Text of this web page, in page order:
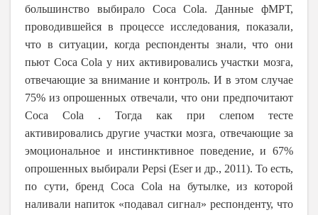
большинство выбирало Coca Cola. Данные фМРТ,
проводившейся в процессе исследования, показали,
что в ситуации, когда респонденты знали, что они
пьют Coca Cola у них активировались участки мозга,
отвечающие за внимание и контроль. И в этом случае
75% из опрошенных отвечали, что они предпочитают
Coca Cola . Тогда как при слепом тесте
активировались другие участки мозга, отвечающие за
эмоциональное и инстинктивное поведение, и 67%
опрошенных выбирали Pepsi (Eser и др., 2011). То есть,
по сути, бренд Coca Cola на бутылке, из которой
наливали напиток «подавал сигнал» респонденту, что